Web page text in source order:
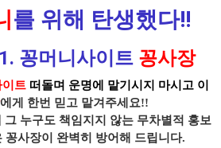
를 위해 탄생했다!!
꽁머니사이트 꽁사장
이트 떠돌며 운명에 맡기시지 마시고 이
에게 한번 믿고 맡겨주세요!!
그 누구도 책임지지 않는 무차별적 홍보
꽁사장이 완벽히 방어해 드립니다.